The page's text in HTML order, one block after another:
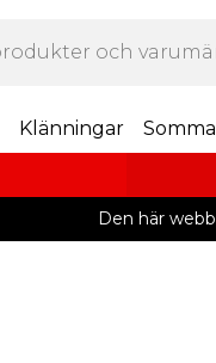
Klänningar
Den här